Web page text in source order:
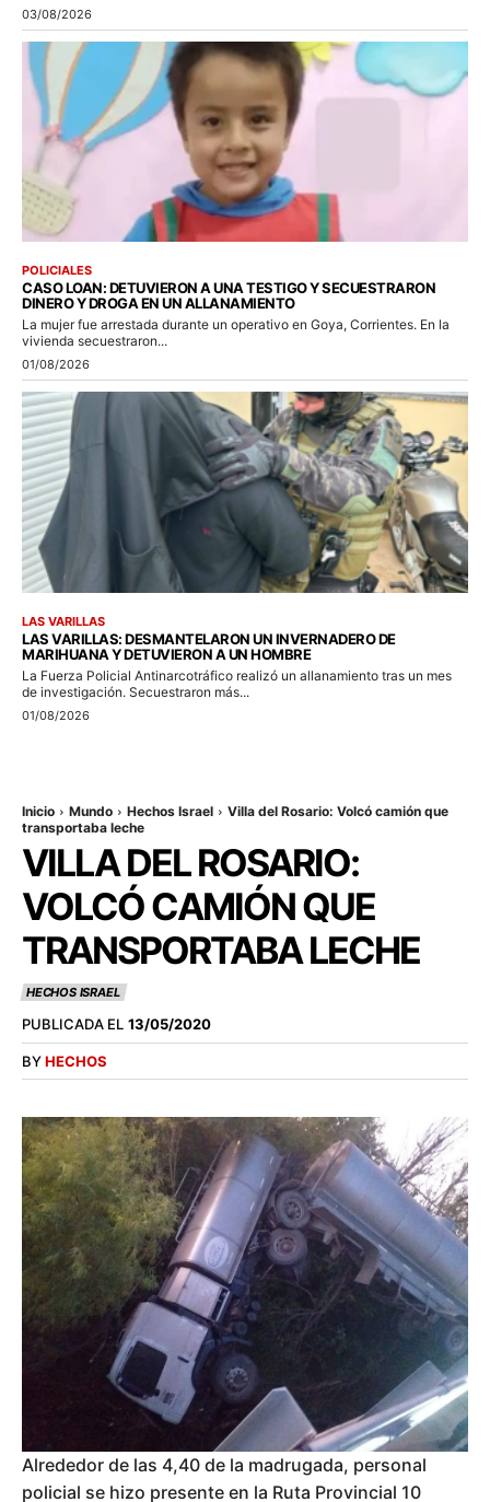
03/08/2026
POLICIALES
CASO LOAN: DETUVIERON A UNA TESTIGO Y SECUESTRARON
DINERO Y DROGA EN UN ALLANAMIENTO
La mujer fue arrestada durante un operativo en Goya, Corrientes. En la
vivienda secuestraron...
01/08/2026
LAS VARILLAS
LAS VARILLAS: DESMANTELARON UN INVERNADERO DE
MARIHUANA Y DETUVIERON A UN HOMBRE
La Fuerza Policial Antinarcotráfico realizó un allanamiento tras un mes
de investigación. Secuestraron más...
01/08/2026